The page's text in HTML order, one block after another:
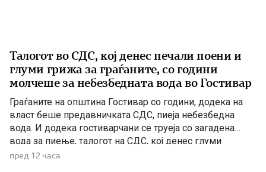
Талогот во СДС, кој денес печали поени и
глуми грижа за граѓаните, со години
молчеше за небезбедната вода во Гостивар
Граѓаните на општина Гостивар со години, додека на
власт беше предавничката СДС, пиеја небезбедна
вода. И додека гостиварчани се труеја со загадена
вода за пиење, талогот на СДС, кој денес глуми
загриженост, само за да ќари некој беден политички
пред 12 часа